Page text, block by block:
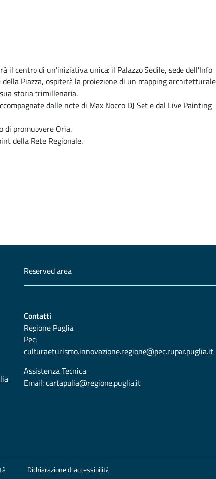
il centro di un'iniziativa unica: il Palazzo Sedile, sede dell'Info
Piazza, ospiterà la proiezione di un mapping architetturale
storia trimillenaria.
dalle note di Max Nocco DJ Set e dal Live Painting
di promuovere Oria.
della Rete Regionale.
Reserved area
Contatti
Regione Puglia
Pec:
culturaeturismo.innovazione.regione@pec.rupar.puglia.it
Assistenza Tecnica
Email:cartapulia@regione.puglia.it
Dichiarazione di accessibilità